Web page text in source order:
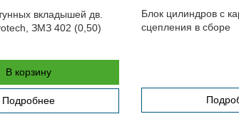
вкладышей дв.
ЗМЗ 402 (0,50)
В корзину
Подробнее
Блок цилиндров с
сцепления в сборе